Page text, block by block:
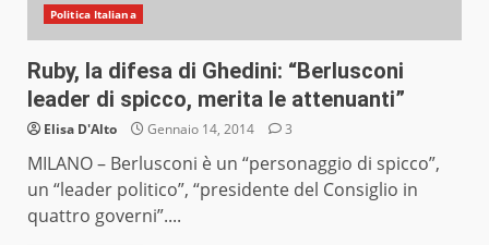
Politica Italiana
Ruby, la difesa di Ghedini: “Berlusconi
leader di spicco, merita le attenuanti”
Elisa D'Alto Gennaio 14, 2014 3
MILANO – Berlusconi è un “personaggio di spicco”,
un “leader politico”, “presidente del Consiglio in
quattro governi”....